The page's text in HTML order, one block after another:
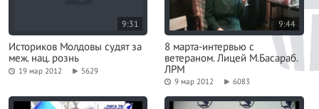
9:31
Историков Молдовы судят за
меж. нац. рознь
19 мар 2012 5629
9:44
8 марта-интервью с
ветераном. Лицей М.Басараб.
ЛРМ
9 мар 2012 6083